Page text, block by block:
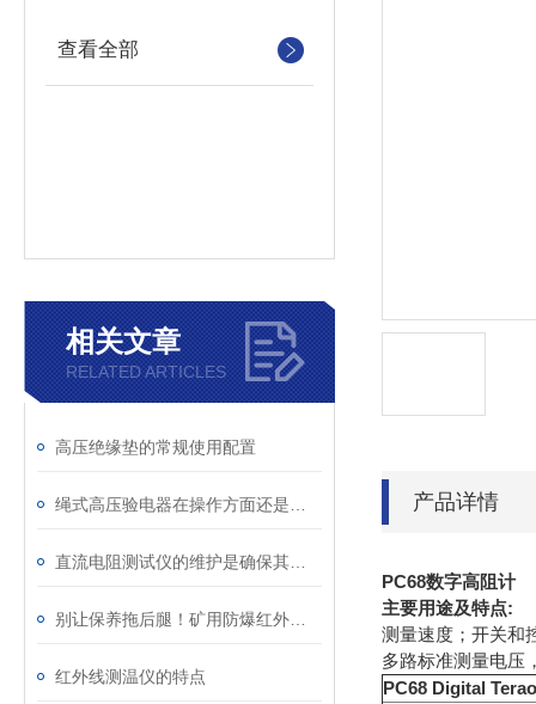
查看全部
相关文章
RELATED ARTICLES
高压绝缘垫的常规使用配置
红外线测温仪的特点
产品详情
PC68数字高阻计
主要用途及特点:
测量速度；开关和
多路标准测量电压
PC68 Digital